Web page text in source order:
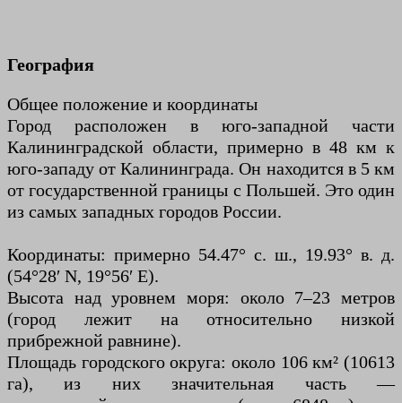
География
Общее положение и координаты
Город расположен в юго-западной части
Калининградской области, примерно в 48 км к
юго-западу от Калининграда. Он находится в 5 км
от государственной границы с Польшей. Это один
из самых западных городов России.
Координаты: примерно 54.47° с. ш., 19.93° в. д.
(54°28′ N, 19°56′ E).
Высота над уровнем моря: около 7–23 метров
(город лежит на относительно низкой
прибрежной равнине).
Площадь городского округа: около 106 км² (10613
га), из них значительная часть —